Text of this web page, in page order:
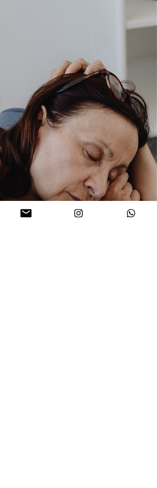
disponível escolhe. E, aos poucos, você
perde algo essencial: a autonomia.
Não significa seguir regras. Significa
voltar ao básico: alimentos de verdade
escolhas conscientes menos
interferência externa É um movimento
silencioso, mas poderoso. Quando você
muda sua b